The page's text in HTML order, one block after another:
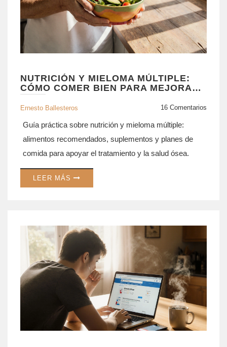
NUTRICIÓN Y MIELOMA MÚLTIPLE:
CÓMO COMER BIEN PARA MEJORAR
LA SALUD
Ernesto Ballesteros 16 Comentarios
Guía práctica sobre nutrición y mieloma múltiple:
alimentos recomendados, suplementos y planes de
comida para apoyar el tratamiento y la salud ósea.
LEER MÁS